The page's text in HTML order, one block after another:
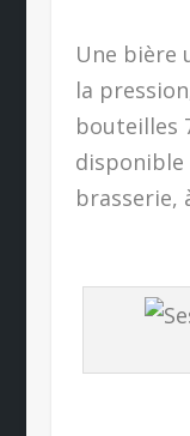
Une bière
la
bouteilles
disponible
brasserie,